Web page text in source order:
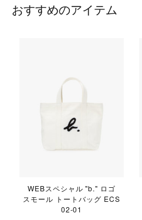
おすすめのアイテム
WEBスペシャル "b." ロゴ
スモール トートバッグ ECS
02-01